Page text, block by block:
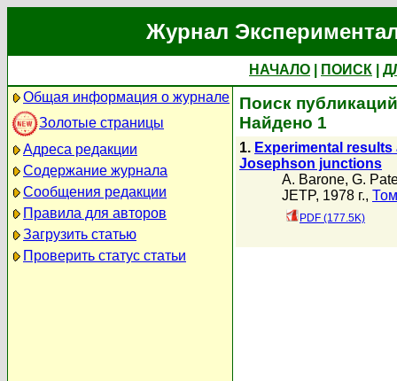
Журнал
НАЧАЛО ПОИСК
Общая информация о журнале
Золотые страницы
Адреса редакции
Содержание журнала
Сообщения редакции
Правила для авторов
Загрузить статью
Проверить статус статьи
Поиск
Найдено 1
1. Experimental
Josephson junctions
A. Barone, G.
JETP, 1978 г.,
PDF (177.5K)